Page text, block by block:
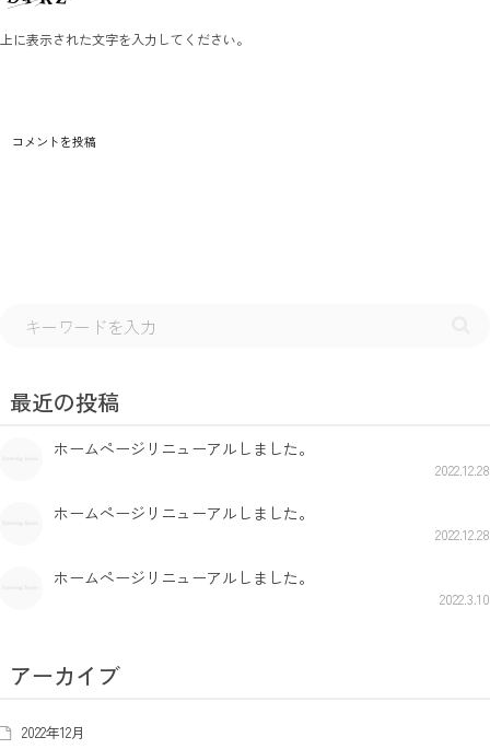
上に表示された文字を入力してください。
最近の投稿
ホームページリニューアルしました。
2022.12.28
ホームページリニューアルしました。
2022.12.28
ホームページリニューアルしました。
2022.3.10
アーカイブ
2022年12月